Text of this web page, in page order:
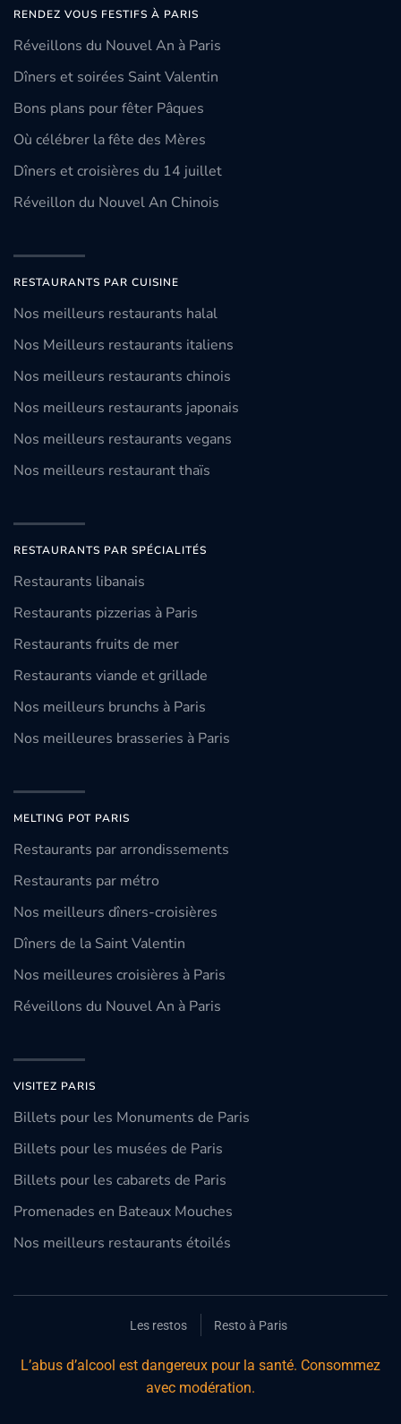
RENDEZ VOUS FESTIFS À PARIS
Réveillons du Nouvel An à Paris
Dîners et soirées Saint Valentin
Bons plans pour fêter Pâques
Où célébrer la fête des Mères
Dîners et croisières du 14 juillet
Réveillon du Nouvel An Chinois
RESTAURANTS PAR CUISINE
Nos meilleurs restaurants halal
Nos Meilleurs restaurants italiens
Nos meilleurs restaurants chinois
Nos meilleurs restaurants japonais
Nos meilleurs restaurants vegans
Nos meilleurs restaurant thaïs
RESTAURANTS PAR SPÉCIALITÉS
Restaurants libanais
Restaurants pizzerias à Paris
Restaurants fruits de mer
Restaurants viande et grillade
Nos meilleurs brunchs à Paris
Nos meilleures brasseries à Paris
MELTING POT PARIS
Restaurants par arrondissements
Restaurants par métro
Nos meilleurs dîners-croisières
Dîners de la Saint Valentin
Nos meilleures croisières à Paris
Réveillons du Nouvel An à Paris
VISITEZ PARIS
Billets pour les Monuments de Paris
Billets pour les musées de Paris
Billets pour les cabarets de Paris
Promenades en Bateaux Mouches
Nos meilleurs restaurants étoilés
Les restos Resto à Paris
L’abus d’alcool est dangereux pour la santé. Consommez
avec modération.